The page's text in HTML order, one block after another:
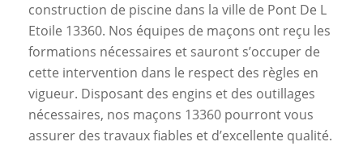
construction de piscine dans la ville de Pont De L
Etoile 13360. Nos équipes de maçons ont reçu les
formations nécessaires et sauront s’occuper de
cette intervention dans le respect des règles en
vigueur. Disposant des engins et des outillages
nécessaires, nos maçons 13360 pourront vous
assurer des travaux fiables et d’excellente qualité.